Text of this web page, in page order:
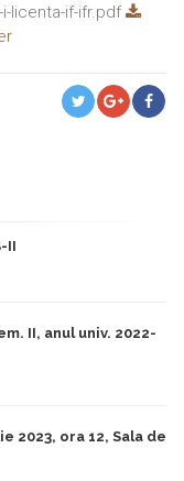
i-licenta-if-ifr.pdf
II
II, anul univ. 2022-
2023, ora 12, Sala de